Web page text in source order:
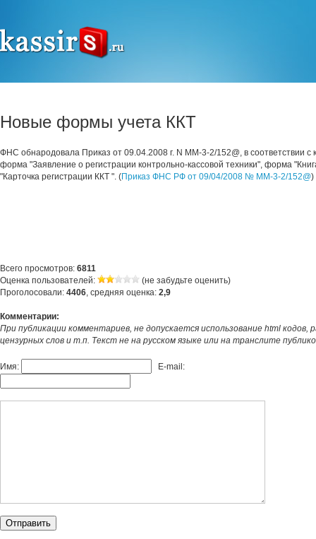
Новые формы учета ККТ
ФНС обнародовала Приказ от 09.04.2008 г. N ММ-3-2/152@, в соответствии с
форма "Заявление о регистрации контрольно-кассовой техники", форма
"Карточка регистрации ККТ ". (Приказ ФНС РФ от 09/04/2008 № ММ-3-2/152@)
Всего просмотров: 6811
Оценка пользователей:
(не забудьте оценить)
Проголосовали: 4406, средняя оценка: 2,9
Комментарии:
При публикации комментариев, не допускается использование html кодов,
цензурных слов и т.п. Текст не на русском языке или на транслите
Имя: E-mail: